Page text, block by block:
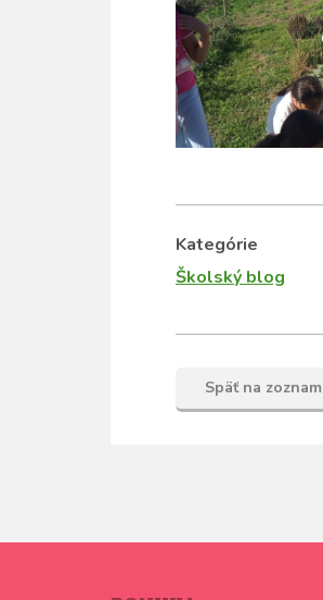
Kategórie
Školský blog
Späť na zoznam